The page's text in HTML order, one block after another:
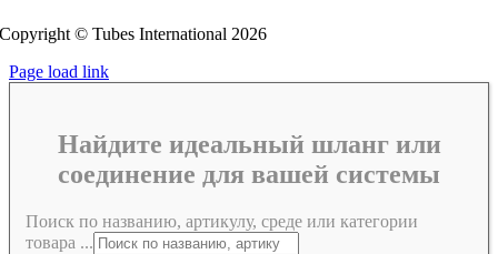
Copyright © Tubes International 2026
Page load link
Найдите идеальный шланг или
соединение для вашей системы
Поиск по названию, артикулу, среде или категории
товара ...